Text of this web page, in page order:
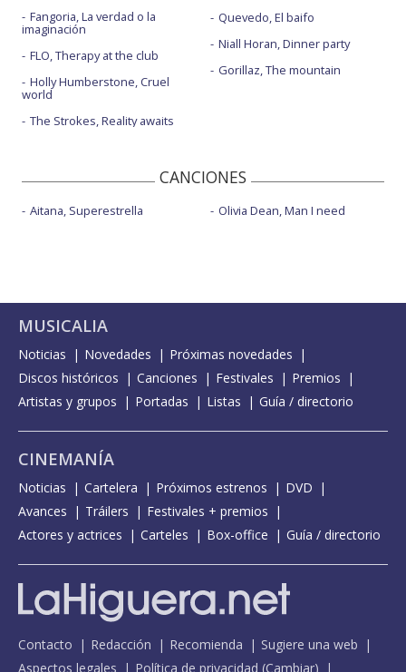
Fangoria, La verdad o la
imaginación
FLO, Therapy at the club
Holly Humberstone, Cruel
world
The Strokes, Reality awaits
Quevedo, El baifo
Niall Horan, Dinner party
Gorillaz, The mountain
CANCIONES
Aitana, Superestrella Olivia Dean, Man I need
MUSICALIA
Noticias Novedades
Próximas novedades
Discos históricos
Canciones Festivales
Premios
Artistas y grupos
Portadas Listas Guía / directorio
CINEMANÍA
Noticias Cartelera Próximos estrenos
DVD
Avances
Tráilers
Festivales + premios
Actores y actrices
Carteles Box-office Guía / directorio
Contacto Redacción Recomienda
Sugiere una web
Aspectos legales
Política de privacidad (Cambiar)